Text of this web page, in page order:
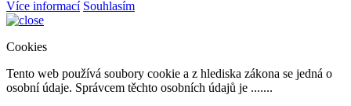
Více informací Souhlasím
Cookies
Tento web používá soubory cookie a z hlediska zákona se jedná o
osobní údaje. Správcem těchto osobních údajů je .......